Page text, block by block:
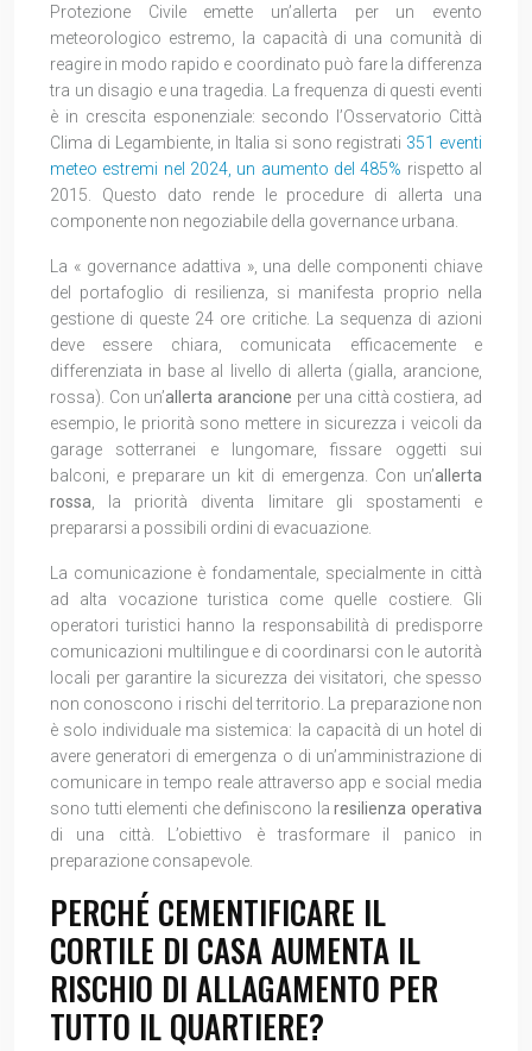
Protezione Civile emette un’allerta per un evento
meteorologico estremo, la capacità di una comunità di
reagire in modo rapido e coordinato può fare la differenza
tra un disagio e una tragedia. La frequenza di questi eventi
è in crescita esponenziale: secondo l’Osservatorio Città
Clima di Legambiente, in Italia si sono registrati 351 eventi
meteo estremi nel 2024, un aumento del 485% rispetto al
2015. Questo dato rende le procedure di allerta una
componente non negoziabile della governance urbana.
La « governance adattiva », una delle componenti chiave
del portafoglio di resilienza, si manifesta proprio nella
gestione di queste 24 ore critiche. La sequenza di azioni
deve essere chiara, comunicata efficacemente e
differenziata in base al livello di allerta (gialla, arancione,
rossa). Con un’allerta arancione per una città costiera, ad
esempio, le priorità sono mettere in sicurezza i veicoli da
garage sotterranei e lungomare, fissare oggetti sui
balconi, e preparare un kit di emergenza. Con un’allerta
rossa , la priorità diventa limitare gli spostamenti e
prepararsi a possibili ordini di evacuazione.
La comunicazione è fondamentale, specialmente in città
ad alta vocazione turistica come quelle costiere. Gli
operatori turistici hanno la responsabilità di predisporre
comunicazioni multilingue e di coordinarsi con le autorità
locali per garantire la sicurezza dei visitatori, che spesso
non conoscono i rischi del territorio. La preparazione non
è solo individuale ma sistemica: la capacità di un hotel di
avere generatori di emergenza o di un’amministrazione di
comunicare in tempo reale attraverso app e social media
sono tutti elementi che definiscono laresilienza operativa
di una città. L’obiettivo è trasformare il panico in
preparazione consapevole.
PERCHÉ CEMENTIFICARE IL
CORTILE DI CASA AUMENTA IL
RISCHIO DI ALLAGAMENTO PER
TUTTO IL QUARTIERE?